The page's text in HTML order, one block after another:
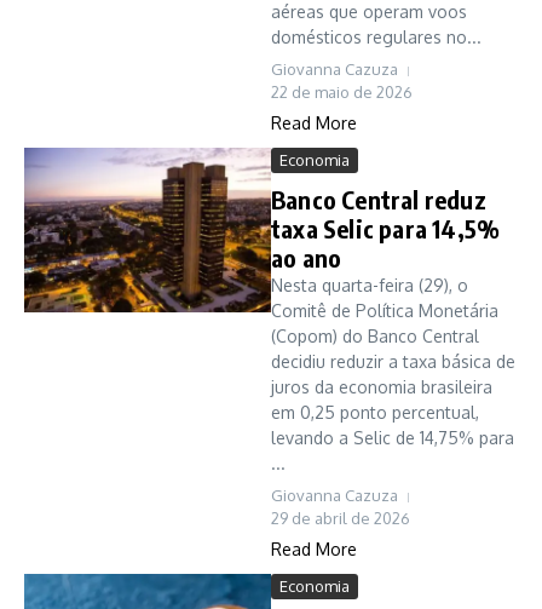
aéreas que operam voos
domésticos regulares no...
Giovanna Cazuza
22 de maio de 2026
Read More
Economia
Banco Central reduz
taxa Selic para 14,5%
ao ano
Nesta quarta-feira (29), o
Comitê de Política Monetária
(Copom) do Banco Central
decidiu reduzir a taxa básica de
juros da economia brasileira
em 0,25 ponto percentual,
levando a Selic de 14,75% para
...
Giovanna Cazuza
29 de abril de 2026
Read More
Economia